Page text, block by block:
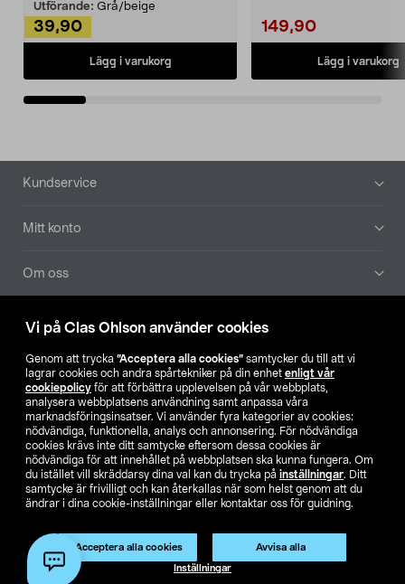
Vi på Clas Ohlson använder cookies
Genom att trycka ”Acceptera alla cookies” samtycker du till att vi
lagrar cookies och andra spårtekniker på din enhet enligt vår
cookiepolicy för att förbättra upplevelsen på vår webbplats,
analysera webbplatsens användning samt anpassa våra
marknadsföringsinsatser. Vi använder fyra kategorier av cookies:
nödvändiga, funktionella, analys och annonsering. För nödvändiga
cookies krävs inte ditt samtycke eftersom dessa cookies är
nödvändiga för att innehållet på webbplatsen ska kunna fungera. Om
du istället vill skräddarsy dina val kan du trycka på inställningar. Ditt
samtycke är frivilligt och kan återkallas när som helst genom att du
ändrar i dina cookie-inställningar eller kontaktar oss för guidning.
Acceptera alla cookies Avvisa alla
Inställningar
Utförande: Grå/beige
39,90
Lägg i varukorg
149,90
Lägg i varukorg
Sidfot
Kundservice
Mitt konto
Om oss
Aktuellt
Våra bolag
Hitta butik
SE NO FI
Köpvillkor Privacy statement Klubbvillkor